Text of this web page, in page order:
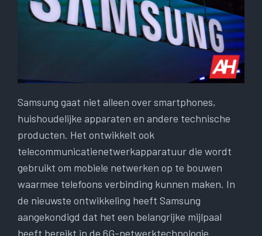
Samsung gaat niet alleen over smartphones,
huishoudelijke apparaten en andere technische
producten. Het ontwikkelt ook
telecommunicatienetwerkapparatuur die wordt
gebruikt om mobiele netwerken op te bouwen
waarmee telefoons verbinding kunnen maken. In
de nieuwste ontwikkeling heeft Samsung
aangekondigd dat het een belangrijke mijlpaal
heeft bereikt in de 6G-netwerktechnologie.